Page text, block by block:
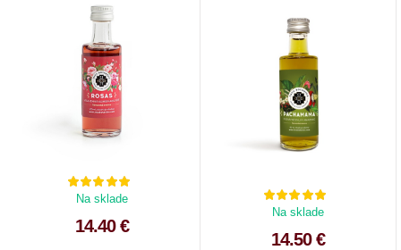
Na sklade
14.40 €
Na sklade
14.50 €